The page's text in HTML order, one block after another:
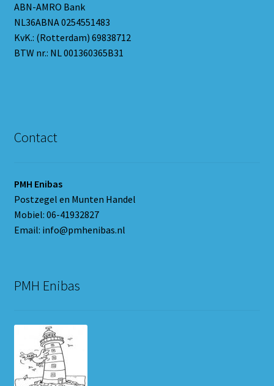
ABN-AMRO Bank
NL36ABNA 0254551483
KvK.: (Rotterdam) 69838712
BTW nr.: NL 001360365B31
Contact
PMH Enibas
Postzegel en Munten Handel
Mobiel: 06-41932827
Email: info@pmhenibas.nl
PMH Enibas